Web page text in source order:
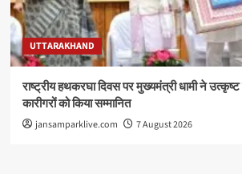
UTTARAKHAND
राष्ट्रीय हथकरघा दिवस पर मुख्यमंत्री धामी ने
कारीगरों को किया सम्मानित
jansamparklive.com 7 August 2026